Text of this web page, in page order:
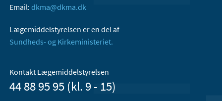
Email: dkma@dkma.dk
Lægemiddelstyrelsen er en del af
Sundheds- og Kirkeministeriet.
Kontakt Lægemiddelstyrelsen
44 88 95 95 (kl. 9 - 15)